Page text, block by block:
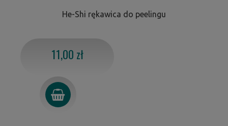
He-Shi rękawica do peelingu
11,00 zł